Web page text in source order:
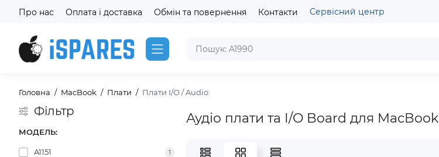
Про нас Оплата і доставка Обмін та повернення Контакти Сервісний центр
Головна MacBook Плати Плати I/O / Audio
Фільтр
МОДЕЛЬ:
A1151 1
Аудіо плати та I/O Board для MacBook